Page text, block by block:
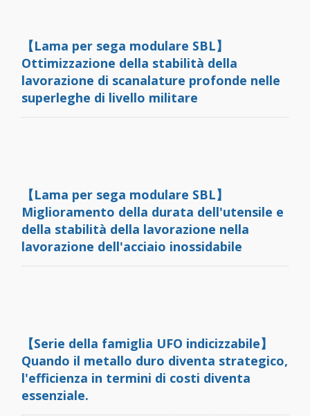
【Lama per sega modulare SBL】
Ottimizzazione della stabilità della
lavorazione di scanalature profonde nelle
superleghe di livello militare
【Lama per sega modulare SBL】
Miglioramento della durata dell'utensile e
della stabilità della lavorazione nella
lavorazione dell'acciaio inossidabile
【Serie della famiglia UFO indicizzabile】
Quando il metallo duro diventa strategico,
l'efficienza in termini di costi diventa
essenziale.